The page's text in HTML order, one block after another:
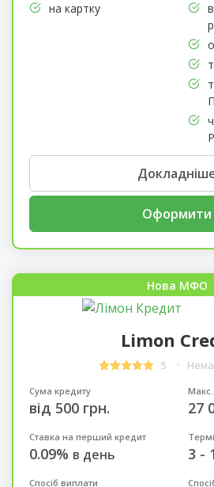
на картку
Оформити
Нова МФО
Limon
5 Нема
Сума кредиту
від 500 грн. 27
Ставка на перший кредит
0.09% в день 3 -
Спосіб виплати